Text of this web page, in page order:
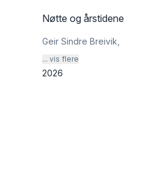
Nøtte og årstidene
Geir Sindre Breivik
... vis flere
2026